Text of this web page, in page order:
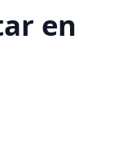
en